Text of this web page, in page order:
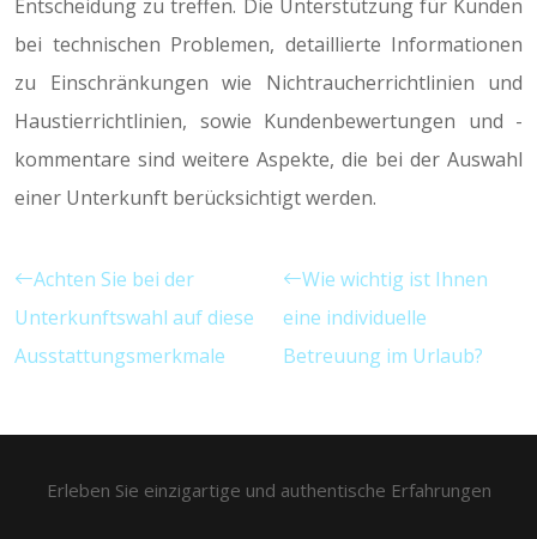
Entscheidung zu treffen. Die Unterstützung für Kunden
bei technischen Problemen, detaillierte Informationen
zu Einschränkungen wie Nichtraucherrichtlinien und
Haustierrichtlinien, sowie Kundenbewertungen und -
kommentare sind weitere Aspekte, die bei der Auswahl
einer Unterkunft berücksichtigt werden.
Achten Sie bei der
Unterkunftswahl auf diese
Ausstattungsmerkmale
Wie wichtig ist Ihnen
eine individuelle
Betreuung im Urlaub?
Erleben Sie einzigartige und authentische Erfahrungen